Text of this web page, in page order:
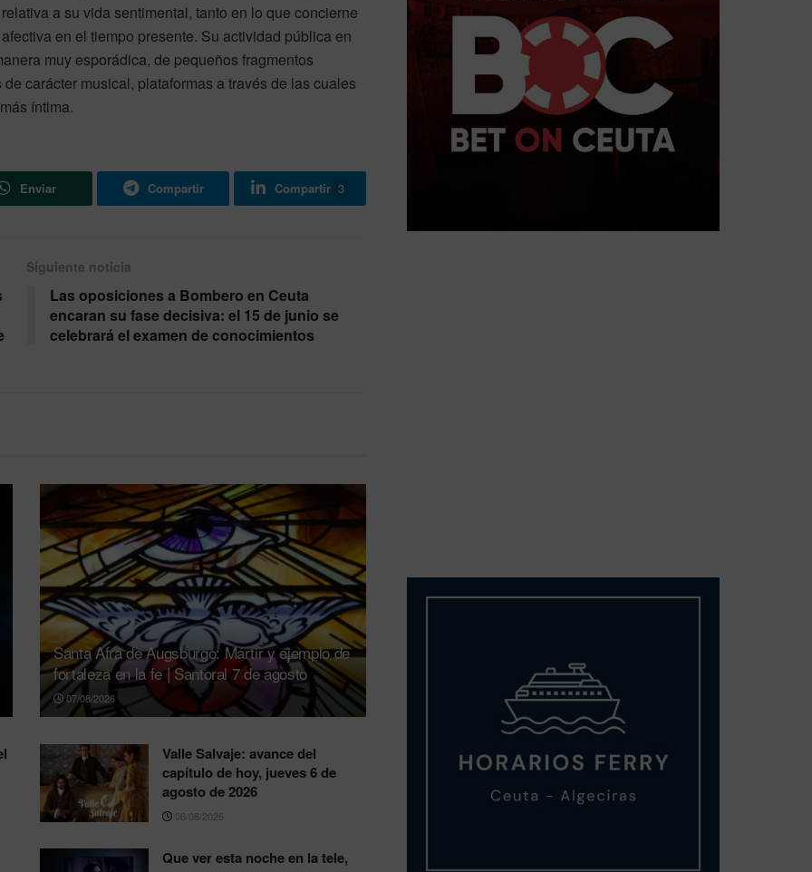
a su vida sentimental, tanto en lo que concierne
en el tiempo presente. Su actividad pública en
muy esporádica, de pequeños fragmentos
carácter musical, plataformas a través de las cuales
íntima.
Enviar Compartir Compartir 3
Siguiente noticia
Las oposiciones a Bombero en Ceuta
encaran su fase decisiva: el 15 de junio se
celebrará el examen de conocimientos
Santa Afra de Augsburgo: Mártir y ejemplo de
fortaleza en la fe | Santoral 7 de agosto
07/08/2026
Valle Salvaje: avance del
capítulo de hoy, jueves 6 de
agosto de 2026
06/08/2026
Que ver esta noche en la tele,